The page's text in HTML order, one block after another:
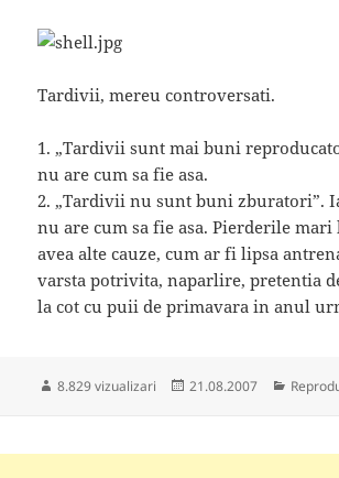
Tardivii, mereu controversati.
1. „Tardivii sunt mai buni
nu are cum sa fie asa.
2. „Tardivii nu sunt buni zburatori”.
nu are cum sa fie asa. Pierderile
avea alte cauze, cum ar fi lipsa
varsta potrivita, naparlire, pretentia
la cot cu puii de primavara in anul
8.829 vizualizari
Publicat
21.08.2007